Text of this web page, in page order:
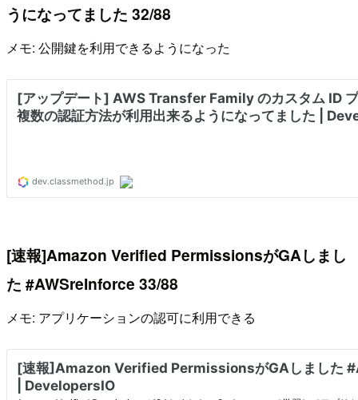
うになってました 32/88
メモ: 公開鍵を利用できるようになった
[速報]Amazon Verified PermissionsがGAしまし
た #AWSreInforce 33/88
メモ: アプリケーションの認可に利用できる